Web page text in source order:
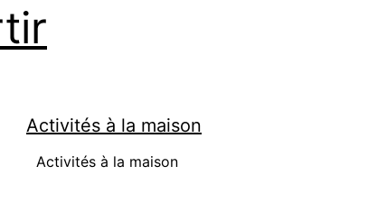
Activités à la maison